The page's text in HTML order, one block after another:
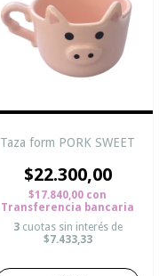
Taza form PORK SWEET
$22.300,00
$17.840,00 con
Transferencia bancaria
3 cuotas sin interés de
$7.433,33